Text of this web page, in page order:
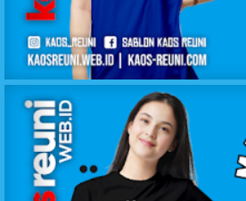
KAOS KELAS SPMA 87